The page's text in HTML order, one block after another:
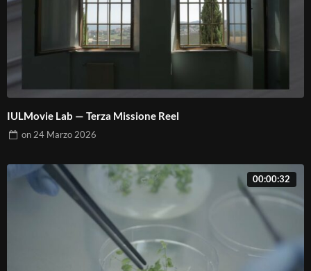
IULMovie Lab — Terza Missione Reel
on 24 Marzo 2026
00:00:32